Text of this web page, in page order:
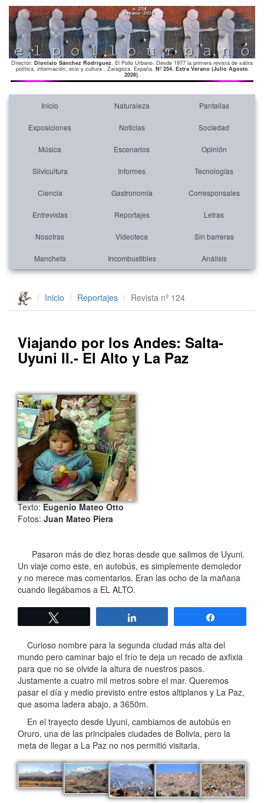
Director: Dionisio Sánchez Rodríguez. El Pollo Urbano. Desde 1977 la primera revista de sátira
política, información, ocio y cultura . Zaragoza. España. Nº 254. Extra Verano (Julio Agosto
2026).
Inicio Naturaleza Pantallas
Exposiciones Noticias Sociedad
Música Escenarios Opinión
Silvicultura Informes Tecnologías
Ciencia Gastronomía Corresponsales
Entrevistas Reportajes Letras
Nosotras Videoteca Sin barreras
Mancheta Incombustibles Análisis
Inicio Reportajes Revista nº 124
Viajando por los Andes: Salta-
Uyuni II.- El Alto y La Paz
Texto:Eugenio Mateo Otto
Fotos: Juan Mateo Piera
Pasaron más de diez horas desde que salimos de Uyuni.
Un viaje como este, en autobús, es simplemente demoledor
y no merece mas comentarios. Eran las ocho de la mañana
cuando llegábamos a EL ALTO.
Curioso nombre para la segunda ciudad más alta del
mundo pero caminar bajo el frío te deja un recado de axfixia
para que no se olvide la altura de nuestros pasos.
Justamente a cuatro mil metros sobre el mar. Queremos
pasar el día y medio previsto entre estos altiplanos y La Paz,
que asoma ladera abajo, a 3650m.
En el trayecto desde Uyuni, cambiamos de autobús en
Oruro, una de las principales ciudades de Bolivia, pero la
meta de llegar a La Paz no nos permitió visitarla.